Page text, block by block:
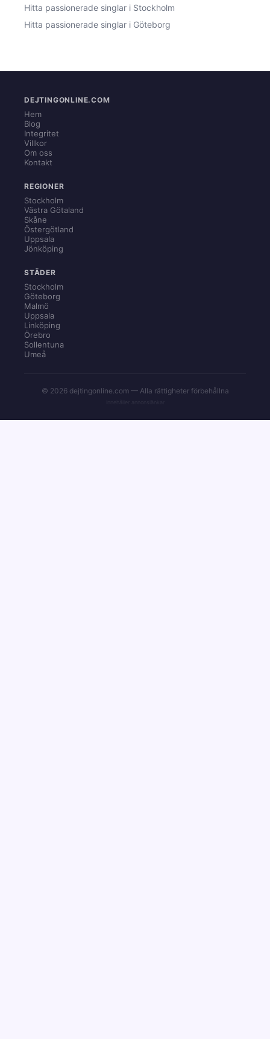
Hitta passionerade singlar i Stockholm
Hitta passionerade singlar i Göteborg
DEJTINGONLINE.COM
Hem
Blog
Integritet
Villkor
Om oss
Kontakt
REGIONER
Stockholm
Västra Götaland
Skåne
Östergötland
Uppsala
Jönköping
STÄDER
Stockholm
Göteborg
Malmö
Uppsala
Linköping
Örebro
Sollentuna
Umeå
© 2026 dejtingonline.com — Alla rättigheter förbehållna